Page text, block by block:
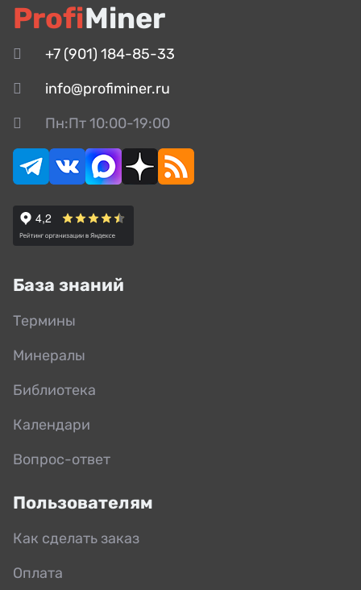
ProfiMiner
+7 (901) 184-85-33
info@profiminer.ru
Пн:Пт 10:00-19:00
База знаний
Термины
Минералы
Библиотека
Календари
Вопрос-ответ
Пользователям
Как сделать заказ
Оплата